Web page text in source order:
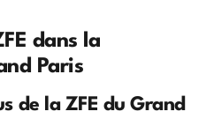
dans la
Paris
de la ZFE du Grand